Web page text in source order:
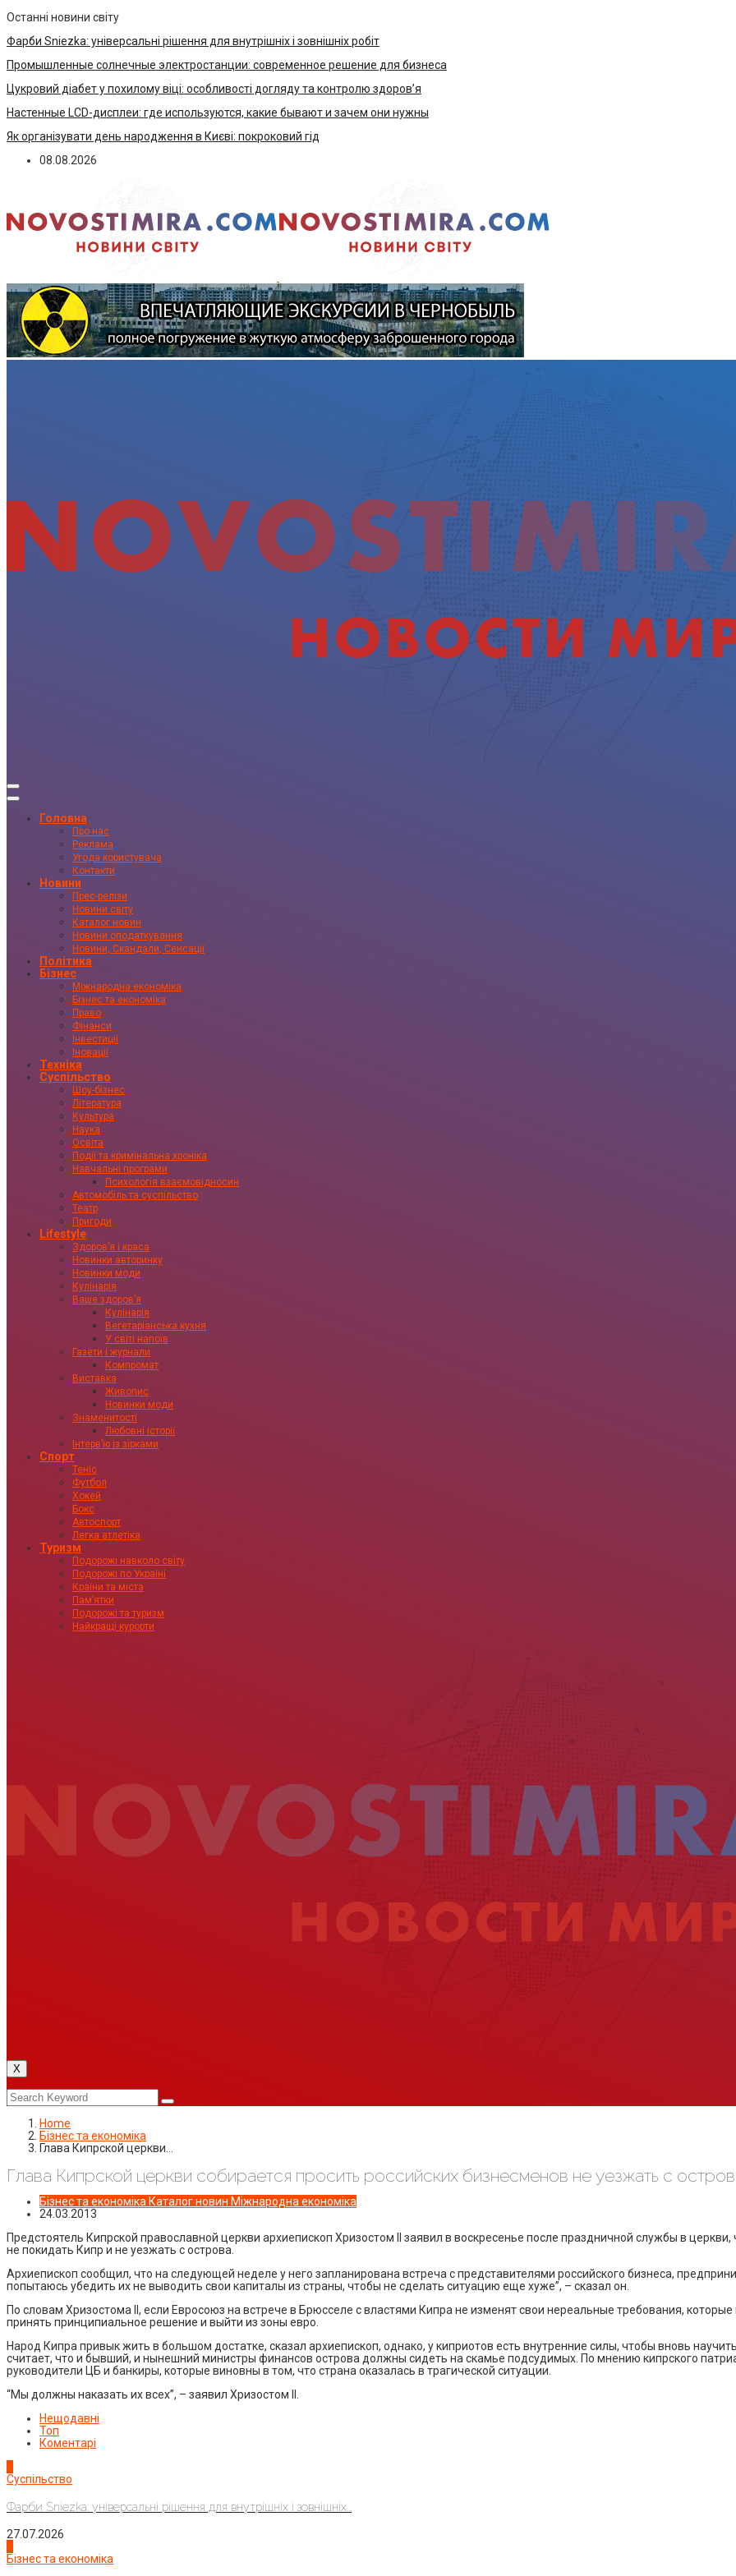
Останні новини світу
Фарби Sniezka: універсальні рішення для внутрішніх і зовнішніх робіт
Промышленные солнечные электростанции: современное решение для бизнеса
Цукровий діабет у похилому віці: особливості догляду та контролю здоров’я
Настенные LCD-дисплеи: где используются, какие бывают и зачем они нужны
Як організувати день народження в Києві: покроковий гід
08.08.2026
Головна
Про нас
Реклама
Угода користувача
Контакти
Новини
Прес-релізи
Новини світу
Каталог новин
Новини оподаткування
Новини, Скандали, Сенсації
Політика
Бізнес
Міжнародна економіка
Бізнес та економіка
Право
Фінанси
Інвестиції
Іновації
Техніка
Суспільство
Шоу-бізнес
Література
Культура
Наука
Освіта
Події та кримінальна хроніка
Навчальні програми
Психологія взаємовідносин
Автомобіль та суспільство
Театр
Пригоди
Lifestyle
Здоровʼя і краса
Новинки авторинку
Новинки моди
Кулінарія
Ваше здоровʼя
Кулінарія
Вегетаріанська кухня
У світі напоїв
Газети і журнали
Компромат
Виставка
Живопис
Новинки моди
Знаменитості
Любовні історії
Інтервʼю із зірками
Спорт
Теніс
Футбол
Хокей
Бокс
Автоспорт
Легка атлетіка
Туризм
Подорожі навколо світу
Подорожі по Україні
Країни та міста
Пам’ятки
Подорожі та туризм
Найкращі курорти
X
Home
Бізнес та економіка
Глава Кипрской церкви…
Глава Кипрской церкви собирается просить российских бизнесменов не уезжать с
Бізнес та економіка Каталог новин Міжнародна економіка
24.03.2013
Предстоятель Кипрской православной церкви архиепископ Хризостом II заявил в воскресенье после праздничной службы в
не покидать Кипр и не уезжать с острова.
Архиепископ сообщил, что на следующей неделе у него запланирована встреча с представителями российского бизнеса,
попытаюсь убедить их не выводить свои капиталы из страны, чтобы не сделать ситуацию еще хуже”, – сказал он.
По словам Хризостома II, если Евросоюз на встрече в Брюсселе с властями Кипра не изменят свои нереальные требования,
принять принципиальное решение и выйти из зоны евро.
Народ Кипра привык жить в большом достатке, сказал архиепископ, однако, у киприотов есть внутренние силы, чтобы вновь
считает, что и бывший, и нынешний министры финансов острова должны сидеть на скамье подсудимых. По мнению кипрского
руководители ЦБ и банкиры, которые виновны в том, что страна оказалась в трагической ситуации.
“Мы должны наказать их всех”, – заявил Хризостом II.
Нещодавні
Топ
Коментарі
Суспільство
Фарби Sniezka: універсальні рішення для внутрішніх і зовнішніх...
27.07.2026
Бізнес та економіка